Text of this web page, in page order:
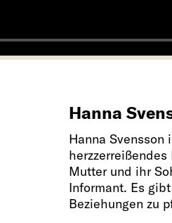
Hanna
Hanna
Mutter und ihr
Informant. Es
Beziehungen zu